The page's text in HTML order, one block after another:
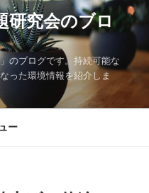
研究会のブロ
のブログです。持続可能な
った環境情報を紹介しま
ー